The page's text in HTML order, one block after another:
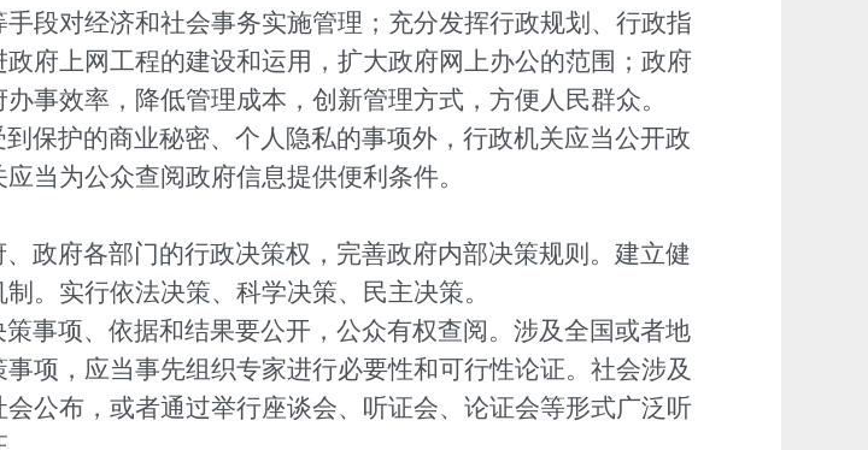
段对经济和社会事务实施管理；充分发挥行政规划、行政指
府上网工程的建设和运用，扩大政府网上办公的范围；政府
事效率，降低管理成本，创新管理方式，方便人民群众。
保护的商业秘密、个人隐私的事项外，行政机关应当公开政
当为公众查阅政府信息提供便利条件。
政府各部门的行政决策权，完善政府内部决策规则。建立健
。实行依法决策、科学决策、民主决策。
事项、依据和结果要公开，公众有权查阅。涉及全国或者地
项，应当事先组织专家进行必要性和可行性论证。社会涉及
公布，或者通过举行座谈会、听证会、论证会等形式广泛听